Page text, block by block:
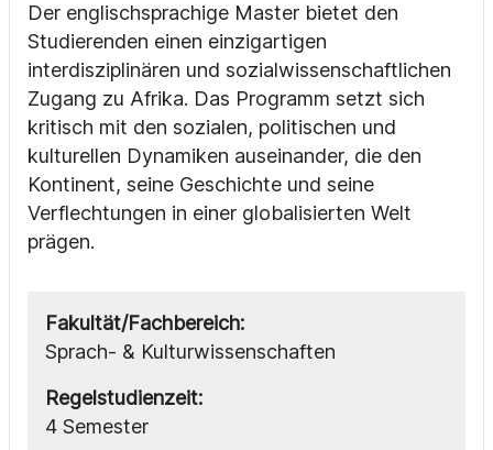
Der englischsprachige Master bietet den
Studierenden einen einzigartigen
interdisziplinären und sozialwissenschaftlichen
Zugang zu Afrika. Das Programm setzt sich
kritisch mit den sozialen, politischen und
kulturellen Dynamiken auseinander, die den
Kontinent, seine Geschichte und seine
Verflechtungen in einer globalisierten Welt
prägen.
Fakultät/Fachbereich:
Sprach- & Kulturwissenschaften
Regelstudienzeit:
4 Semester